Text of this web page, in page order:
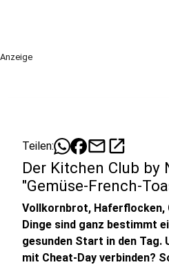
Anzeige
Teilen: mailopen_in_new
Der Kitchen Club by
"Gemüse-French-
Vollkornbrot, Haferflocken,
Dinge sind ganz bestimmt
gesunden Start in den Tag.
mit Cheat-Day verbinden?